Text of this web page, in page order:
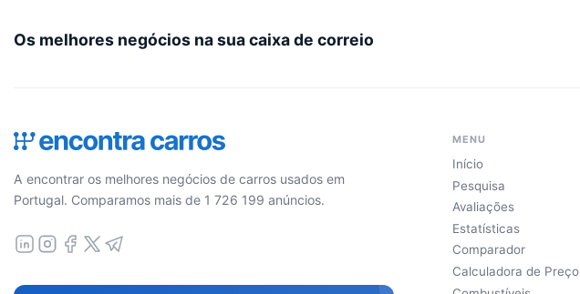
Os melhores negócios na sua caixa de correio
A encontrar os melhores negócios de carros usados em
Portugal. Comparamos mais de 1 726 199 anúncios.
MENU
Início
Pesquisa
Avaliações
Estatísticas
Comparador
Calculadora de Preço